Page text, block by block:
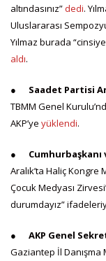
altındasınız”dedi.
Uluslararası
Yılmaz burada
aldı.
● Saadet Partisi
TBMM Genel
AKP’ye yüklendi.
● Cumhurbaşkanı
Aralık’ta Haliç
Çocuk Medyası
durumdayız”
● AKP Genel
Gaziantep İl Danışma